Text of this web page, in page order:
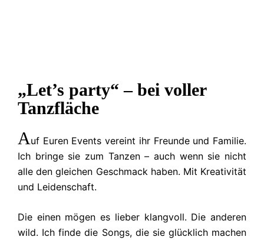
„Let’s party“ – bei voller
Tanzfläche
A uf Euren Events vereint ihr Freunde und Familie.
Ich bringe sie zum Tanzen – auch wenn sie nicht
alle den gleichen Geschmack haben. Mit Kreativität
und Leidenschaft.
Die einen mögen es lieber klangvoll. Die anderen
wild. Ich finde die Songs, die sie glücklich machen